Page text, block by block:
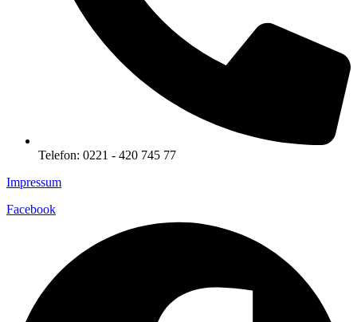
Telefon: 0221 - 420 745 77
Impressum
Facebook